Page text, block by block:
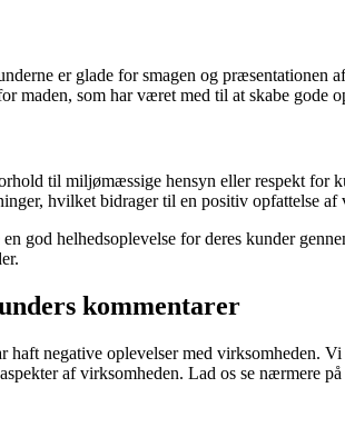
er glade for smagen og præsentationen
maden, som har været med til at skabe gode
til miljømæssige hensyn eller respekt for
hvilket bidrager til en positiv opfattelse af
god helhedsoplevelse for deres kunder
kommentarer
negative oplevelser med virksomheden.
af virksomheden. Lad os se nærmere